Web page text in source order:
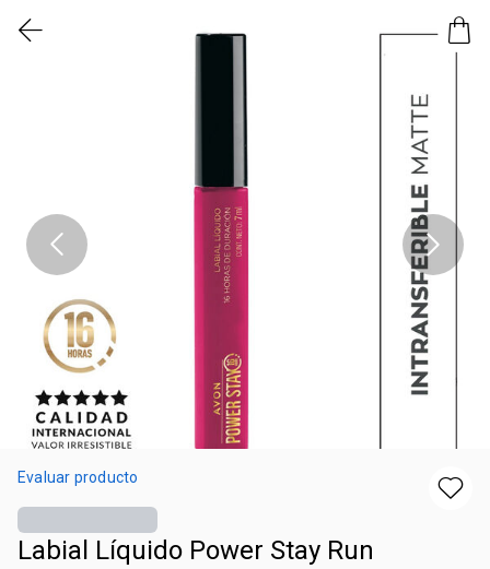
Evaluar producto
Labial Líquido Power Stay Run